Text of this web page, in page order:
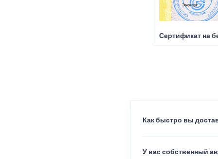
Сертификат на
Как быстро вы
У вас собственный